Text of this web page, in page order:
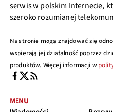
serwis w polskim Internecie,
szeroko rozumianej
Na stronie mogą znajdować się
wspierają jej działalność poprzez
produktów. Więcej informacji w
MENU